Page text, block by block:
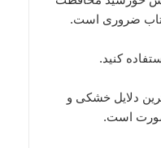
ضروری است.
کنید.
دلایل خشکی و
صورت است.